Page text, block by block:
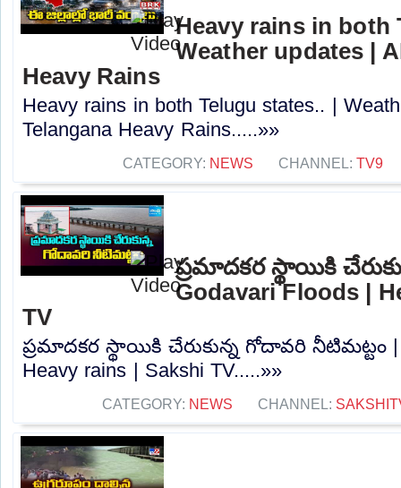
Heavy rains in both
Weather updates |
Heavy Rains
Heavy rains in both Telugu states.. |
Telangana Heavy Rains.....»»
CATEGORY: NEWS CHANNEL: TV9
ప్రమాదకర స్థాయికి
Godavari Floods |
TV
ప్రమాదకర స్థాయికి చేరుకున్న గోదావరి నీటిమట్టం |
Heavy rains | Sakshi TV.....»»
CATEGORY: NEWS CHANNEL: